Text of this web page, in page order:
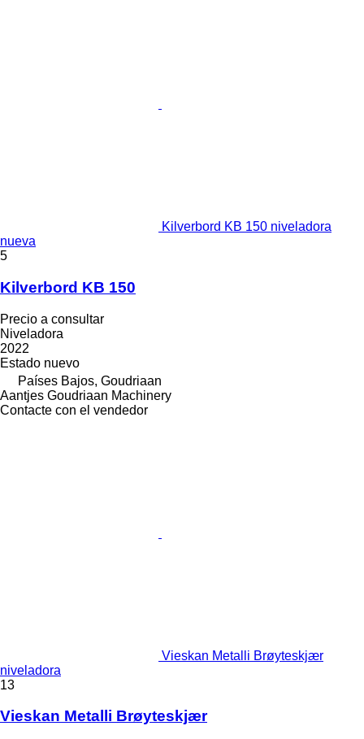
Kilverbord KB 150 niveladora
nueva
5
Kilverbord KB 150
Precio a consultar
Niveladora
2022
Estado nuevo
Países Bajos, Goudriaan
Aantjes Goudriaan Machinery
Contacte con el vendedor
Vieskan Metalli Brøyteskjær
niveladora
13
Vieskan Metalli Brøyteskjær